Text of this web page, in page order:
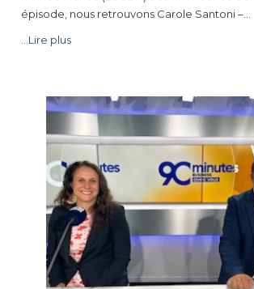
épisode, nous retrouvons Carole Santoni –…
...Lire plus